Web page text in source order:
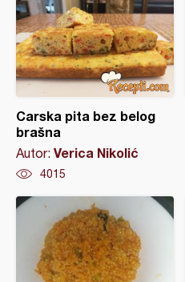
Carska pita bez belog
brašna
Autor: Verica Nikolić
4015